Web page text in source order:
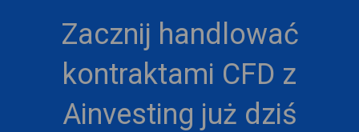
Zacznij handlować
kontraktami CFD z
Ainvesting już dziś